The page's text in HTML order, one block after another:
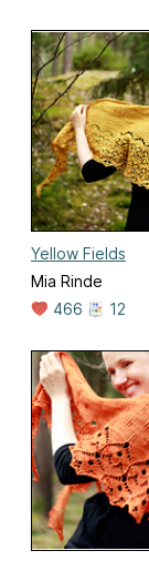
Yellow Fields
Mia Rinde
466
12